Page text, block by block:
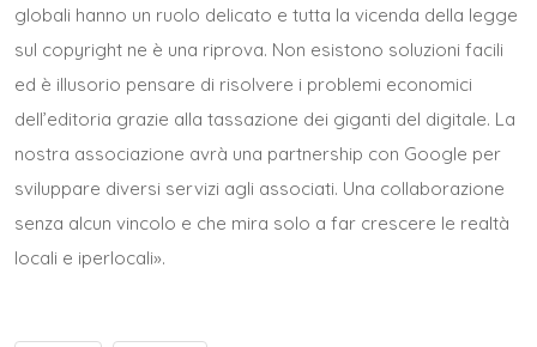
globali hanno un ruolo delicato e tutta la vicenda della legge
sul copyright ne è una riprova. Non esistono soluzioni facili
ed è illusorio pensare di risolvere i problemi economici
dell’editoria grazie alla tassazione dei giganti del digitale. La
nostra associazione avrà una partnership con Google per
sviluppare diversi servizi agli associati. Una collaborazione
senza alcun vincolo e che mira solo a far crescere le realtà
locali e iperlocali».